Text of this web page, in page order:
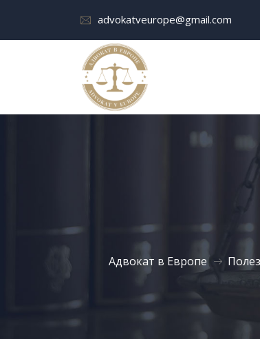
advokatveurope@gmail.com
Адвокат в Европе